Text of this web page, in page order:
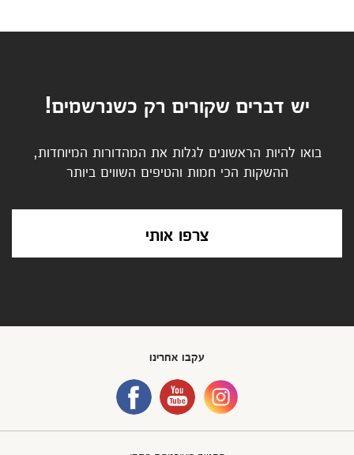
יש דברים שקורים רק כשנרשמים!
בואו להיות הראשונים לגלות את המהדורות המיוחדות,
ההשקות הכי חמות והטיפים השווים ביותר
צרפו אותי
עקבו אחרינו